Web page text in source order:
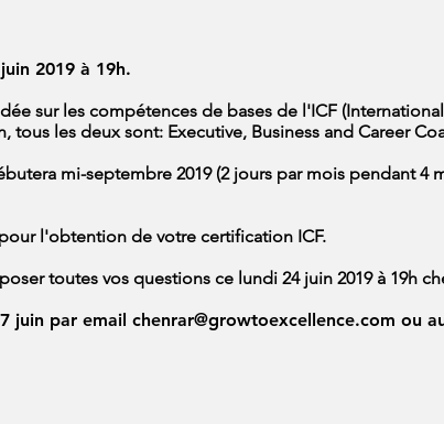
2019 à 19h.
sur les compétences de bases de l'ICF
tous les deux sont: Executive, Business and Career
mi-septembre 2019 (2 jours par mois pendant 4
l'obtention de votre certification ICF.
toutes vos questions ce lundi 24 juin 2019 à 19h
juin par email chenrar@growtoexcellence.com ou